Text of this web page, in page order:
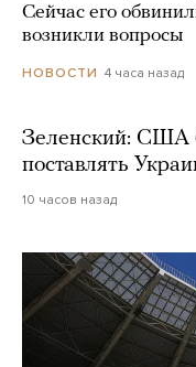
Сейчас его
возникли вопросы
НОВОСТИ 4 часа назад
Зеленский: США
поставлять
10 часов назад